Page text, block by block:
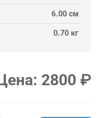
6.00 см
0.70 кг
2800 ₽